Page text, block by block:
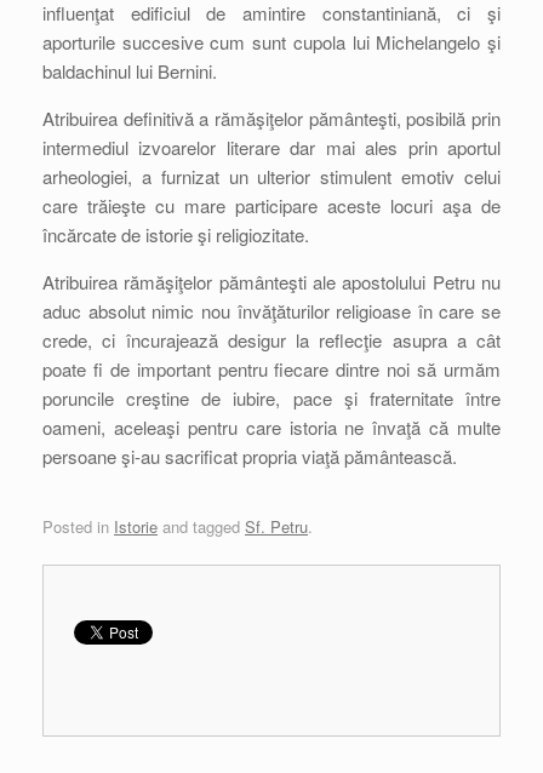
influenţat edificiul de amintire constantiniană, ci şi
aporturile succesive cum sunt cupola lui Michelangelo şi
baldachinul lui Bernini.
Atribuirea definitivă a rămăşiţelor pământeşti, posibilă prin
intermediul izvoarelor literare dar mai ales prin aportul
arheologiei, a furnizat un ulterior stimulent emotiv celui
care trăieşte cu mare participare aceste locuri aşa de
încărcate de istorie şi religiozitate.
Atribuirea rămăşiţelor pământeşti ale apostolului Petru nu
aduc absolut nimic nou învăţăturilor religioase în care se
crede, ci încurajează desigur la reflecţie asupra a cât
poate fi de important pentru fiecare dintre noi să urmăm
poruncile creştine de iubire, pace şi fraternitate între
oameni, aceleaşi pentru care istoria ne învaţă că multe
persoane şi-au sacrificat propria viaţă pământească.
Posted in Istorie and tagged Sf. Petru.